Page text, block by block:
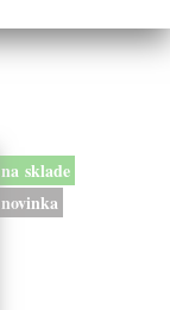
na sklade
novinka